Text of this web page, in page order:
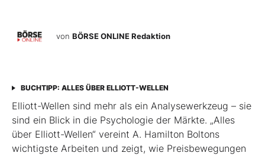
von BÖRSE ONLINE Redaktion
BUCHTIPP: ALLES ÜBER ELLIOTT-WELLEN
Elliott-Wellen sind mehr als ein Analysewerkzeug – sie
sind ein Blick in die Psychologie der Märkte. „Alles
über Elliott-Wellen“ vereint A. Hamilton Boltons
wichtigste Arbeiten und zeigt, wie Preisbewegungen